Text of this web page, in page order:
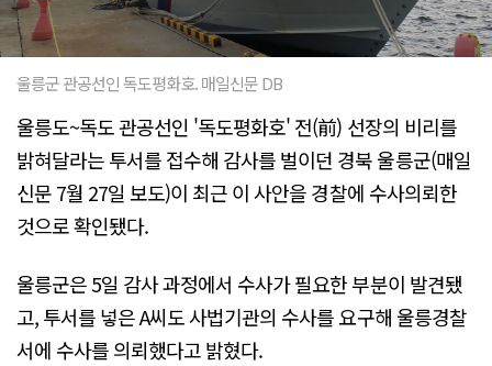
울릉군 관공선인 독도평화호. 매일신문 DB
울릉도~독도 관공선인 '독도평화호' 전(前) 선장의 비리를
밝혀달라는 투서를 접수해 감사를 벌이던 경북 울릉군(매일
신문 7월 27일 보도)이 최근 이 사안을 경찰에 수사의뢰한
것으로 확인됐다.
울릉군은 5일 감사 과정에서 수사가 필요한 부분이 발견됐
고, 투서를 넣은 A씨도 사법기관의 수사를 요구해 울릉경찰
서에 수사를 의뢰했다고 밝혔다.